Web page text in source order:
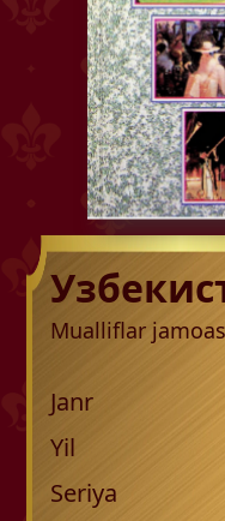
Mualliflar
Janr
Yil
Seriya